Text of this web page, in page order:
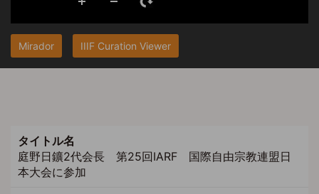
Mirador IIIF Curation Viewer
タイトル名
庭野日鑛2代会長 第25回IARF 国際自由宗教連盟日
本大会に参加